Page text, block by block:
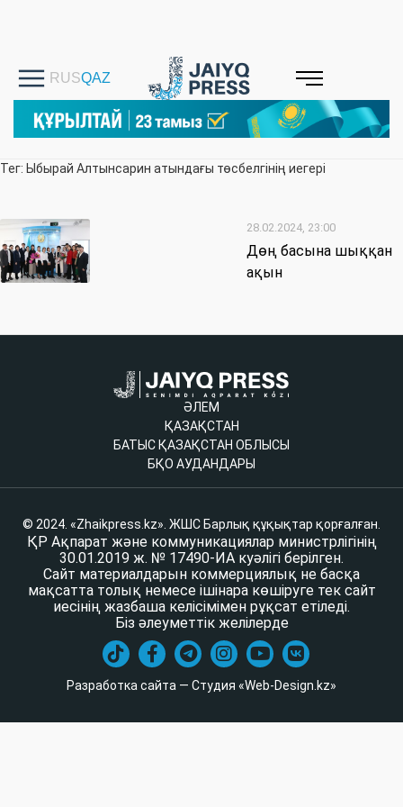
Тег: Ыбырай Алтынсарин атындағы төсбелгінің иегері
28.02.2024, 23:00
Дөң басына шыққан
ақын
ӘЛЕМ
ҚАЗАҚСТАН
БАТЫС ҚАЗАҚСТАН ОБЛЫСЫ
БҚО АУДАНДАРЫ
© 2024. «Zhaikpress.kz». ЖШС Барлық құқықтар қорғалған.
ҚР Ақпарат және коммуникациялар министрлігінің
30.01.2019 ж. № 17490-ИА куәлігі берілген.
Сайт материалдарын коммерциялық не басқа
мақсатта толық немесе ішінара көшіруге тек сайт
иесінің жазбаша келісімімен рұқсат етіледі.
Біз әлеуметтік желілерде
Разработка сайта — Студия «Web-Design.kz»